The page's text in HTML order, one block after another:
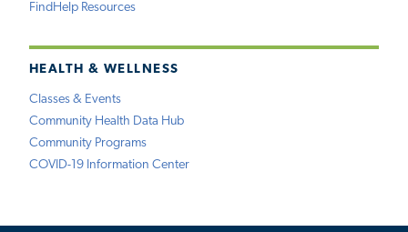
FindHelp Resources
HEALTH & WELLNESS
Classes & Events
Community Health Data Hub
Community Programs
COVID-19 Information Center